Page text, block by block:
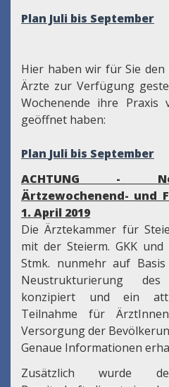
Plan Juli bis September
Hier haben wir für Sie
Ärzte zur Verfügung
Wochenende ihre
geöffnet haben:
Plan Juli bis September
ACHTUNG -
Ärtzewochenend- und
1. April 2019
Die Ärztekammer für
mit der Steierm. GKK und
Stmk. nunmehr auf
Neustrukturierung des
konzipiert und ein
Teilnahme für
Versorgung der
Genaue Informationen
Zusätzlich wurde